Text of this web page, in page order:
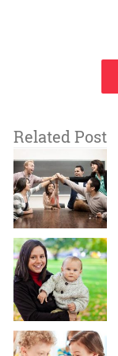
Related Post